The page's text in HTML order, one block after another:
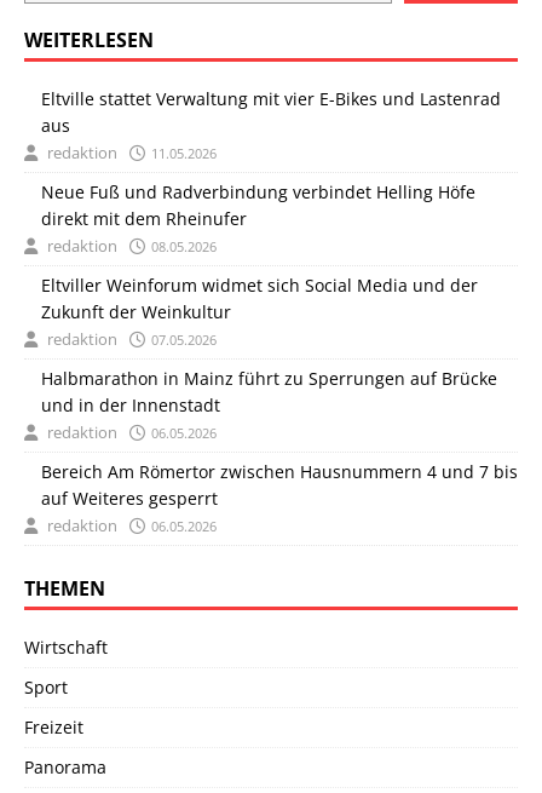
WEITERLESEN
Eltville stattet Verwaltung mit vier E-Bikes und Lastenrad
aus
redaktion 11.05.2026
Neue Fuß und Radverbindung verbindet Helling Höfe
direkt mit dem Rheinufer
redaktion 08.05.2026
Eltviller Weinforum widmet sich Social Media und der
Zukunft der Weinkultur
redaktion 07.05.2026
Halbmarathon in Mainz führt zu Sperrungen auf Brücke
und in der Innenstadt
redaktion 06.05.2026
Bereich Am Römertor zwischen Hausnummern 4 und 7 bis
auf Weiteres gesperrt
redaktion 06.05.2026
THEMEN
Wirtschaft
Sport
Freizeit
Panorama